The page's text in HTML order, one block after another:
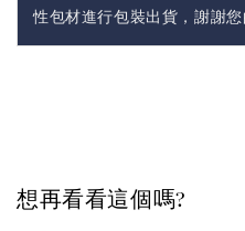
性包材進行包裝出貨，謝謝您
想再看看這個嗎?